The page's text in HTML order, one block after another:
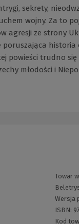
sekrety,
wojny. Za to
agresji ze strony
powieści trudno się
młodości i
Towar
Wersja
ISBN:
Kod